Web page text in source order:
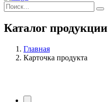
Каталог продукции
Главная
Карточка продукта